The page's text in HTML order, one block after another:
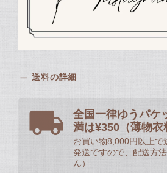
送料の詳細
全国一律ゆうパケ
満は¥350（薄物衣
お買い物8,000円以上で
発送ですので、配送方
ん）